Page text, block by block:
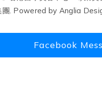
團. Powered by Anglia
Facebook